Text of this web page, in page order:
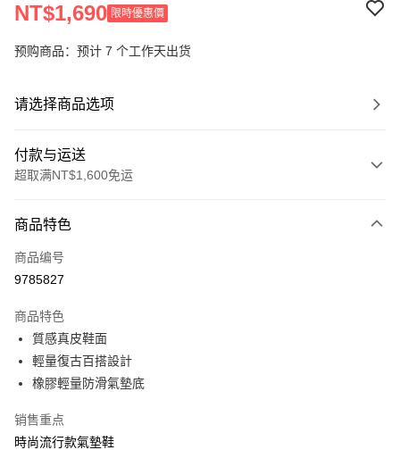
NT$1,690 限時優惠價
预购商品：预计 7 个工作天出货
请选择商品选项
付款与运送
超取满NT$1,600免运
信用卡一次付款
LINE Pay
街口支付
悠遊付
ATM付款
商品特色
商品编号
9785827
商品特色
質感真皮鞋面
輕量復古百搭設計
橡膠輕量防滑氣墊底
销售重点
時尚流行款氣墊鞋